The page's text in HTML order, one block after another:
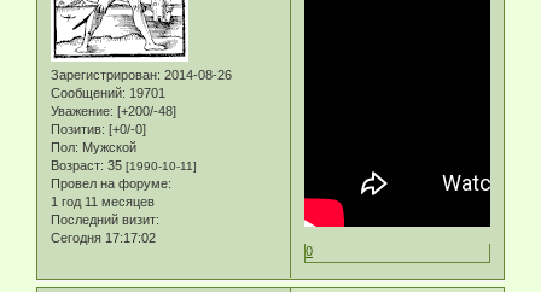
Зарегистрирован: 2014-08-26
Сообщений: 19701
Уважение: [+200/-48]
Позитив: [+0/-0]
Пол: Мужской
Возраст: 35 [1990-10-11]
Провел на форуме:
1 год 11 месяцев
Последний визит:
Сегодня 17:17:02
0